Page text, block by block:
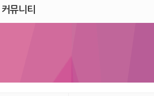
커뮤니티